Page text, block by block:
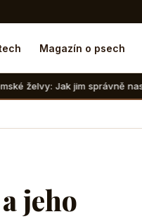
Magazín o psech
nasimulovat zimní
jeho